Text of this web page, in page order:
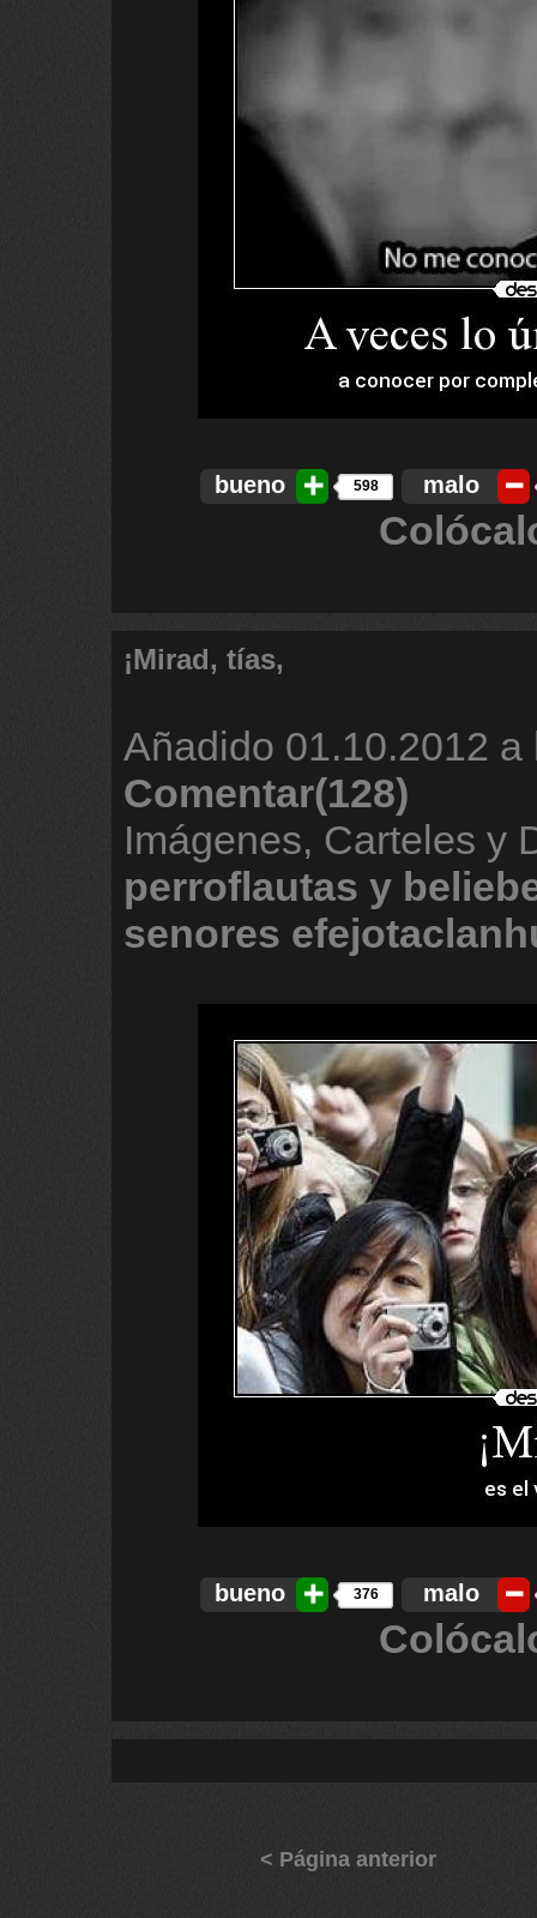
bueno 598 malo
¡Mirad, tías,
Añadido 01.10.2012 a
Comentar(128)
Imágenes, Carteles y
perroflautas y
senores
bueno 376 malo
< Página anterior